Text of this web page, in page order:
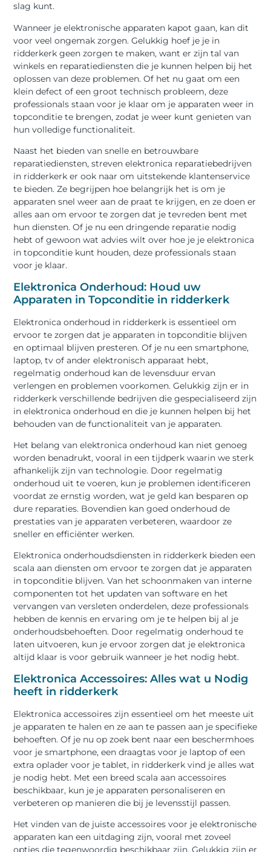
slag kunt.
Wanneer je elektronische apparaten kapot gaan, kan dit
voor veel ongemak zorgen. Gelukkig hoef je je in
ridderkerk geen zorgen te maken, want er zijn tal van
winkels en reparatiediensten die je kunnen helpen bij het
oplossen van deze problemen. Of het nu gaat om een
klein defect of een groot technisch probleem, deze
professionals staan voor je klaar om je apparaten weer in
topconditie te brengen, zodat je weer kunt genieten van
hun volledige functionaliteit.
Naast het bieden van snelle en betrouwbare
reparatiediensten, streven elektronica reparatiebedrijven
in ridderkerk er ook naar om uitstekende klantenservice
te bieden. Ze begrijpen hoe belangrijk het is om je
apparaten snel weer aan de praat te krijgen, en ze doen er
alles aan om ervoor te zorgen dat je tevreden bent met
hun diensten. Of je nu een dringende reparatie nodig
hebt of gewoon wat advies wilt over hoe je je elektronica
in topconditie kunt houden, deze professionals staan
voor je klaar.
Elektronica Onderhoud: Houd uw
Apparaten in Topconditie in ridderkerk
Elektronica onderhoud in ridderkerk is essentieel om
ervoor te zorgen dat je apparaten in topconditie blijven
en optimaal blijven presteren. Of je nu een smartphone,
laptop, tv of ander elektronisch apparaat hebt,
regelmatig onderhoud kan de levensduur ervan
verlengen en problemen voorkomen. Gelukkig zijn er in
ridderkerk verschillende bedrijven die gespecialiseerd zijn
in elektronica onderhoud en die je kunnen helpen bij het
behouden van de functionaliteit van je apparaten.
Het belang van elektronica onderhoud kan niet genoeg
worden benadrukt, vooral in een tijdperk waarin we sterk
afhankelijk zijn van technologie. Door regelmatig
onderhoud uit te voeren, kun je problemen identificeren
voordat ze ernstig worden, wat je geld kan besparen op
dure reparaties. Bovendien kan goed onderhoud de
prestaties van je apparaten verbeteren, waardoor ze
sneller en efficiënter werken.
Elektronica onderhoudsdiensten in ridderkerk bieden een
scala aan diensten om ervoor te zorgen dat je apparaten
in topconditie blijven. Van het schoonmaken van interne
componenten tot het updaten van software en het
vervangen van versleten onderdelen, deze professionals
hebben de kennis en ervaring om je te helpen bij al je
onderhoudsbehoeften. Door regelmatig onderhoud te
laten uitvoeren, kun je ervoor zorgen dat je elektronica
altijd klaar is voor gebruik wanneer je het nodig hebt.
Elektronica Accessoires: Alles wat u Nodig
heeft in ridderkerk
Elektronica accessoires zijn essentieel om het meeste uit
je apparaten te halen en ze aan te passen aan je specifieke
behoeften. Of je nu op zoek bent naar een beschermhoes
voor je smartphone, een draagtas voor je laptop of een
extra oplader voor je tablet, in ridderkerk vind je alles wat
je nodig hebt. Met een breed scala aan accessoires
beschikbaar, kun je je apparaten personaliseren en
verbeteren op manieren die bij je levensstijl passen.
Het vinden van de juiste accessoires voor je elektronische
apparaten kan een uitdaging zijn, vooral met zoveel
opties die tegenwoordig beschikbaar zijn. Gelukkig zijn er